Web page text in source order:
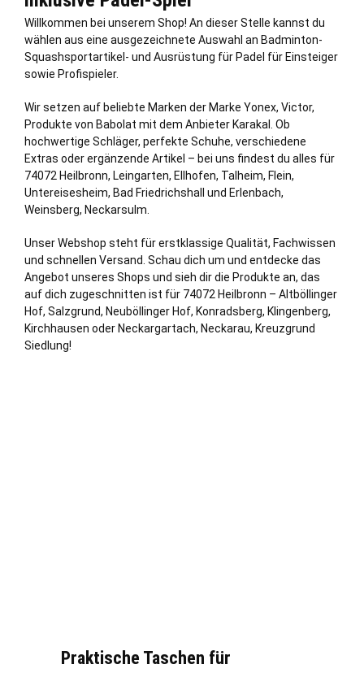
Willkommen bei unserem Shop! An dieserStelle kannst du
wählen aus eine ausgezeichnete Auswahl an Badminton-
Squashsportartikel- und Ausrüstung für Padel für Einsteiger
sowie Profispieler.
Wir setzen auf beliebte Marken der Marke Yonex, Victor,
Produkte von Babolat mit dem Anbieter Karakal. Ob
hochwertige Schläger, perfekte Schuhe, verschiedene
Extras oder ergänzende Artikel – bei uns findest du alles für
74072 Heilbronn, Leingarten, Ellhofen, Talheim, Flein,
Untereisesheim, Bad Friedrichshall
und Erlenbach,
Weinsberg, Neckarsulm
Unser Webshop steht für erstklassige Qualität, Fachwissen
und schnellen Versand. Schau dich um und entdecke das
Angebot unseres Shops und sieh dir die Produkte an, das
auf dich zugeschnitten ist für 74072 Heilbronn – Altböllinger
Hof, Salzgrund, Neuböllinger Hof, Konradsberg, Klingenberg,
Kirchhausen oder Neckargartach, Neckarau, Kreuzgrund
Siedlung!
Praktische Taschen für